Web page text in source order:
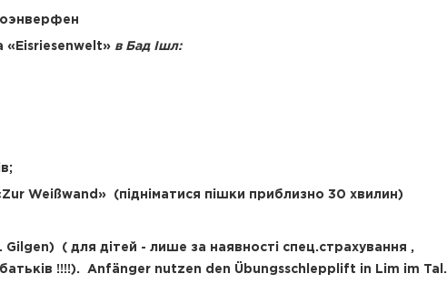
«Eisriesenwelt» в Бад Ішл:
Weißwand» (підніматися пішки приблизно 30 хвилин)
( для дітей - лише за наявності спец.страхування ,
батьків !!!!). Anfänger nutzen den Übungsschlepplift in Lim im Tal.